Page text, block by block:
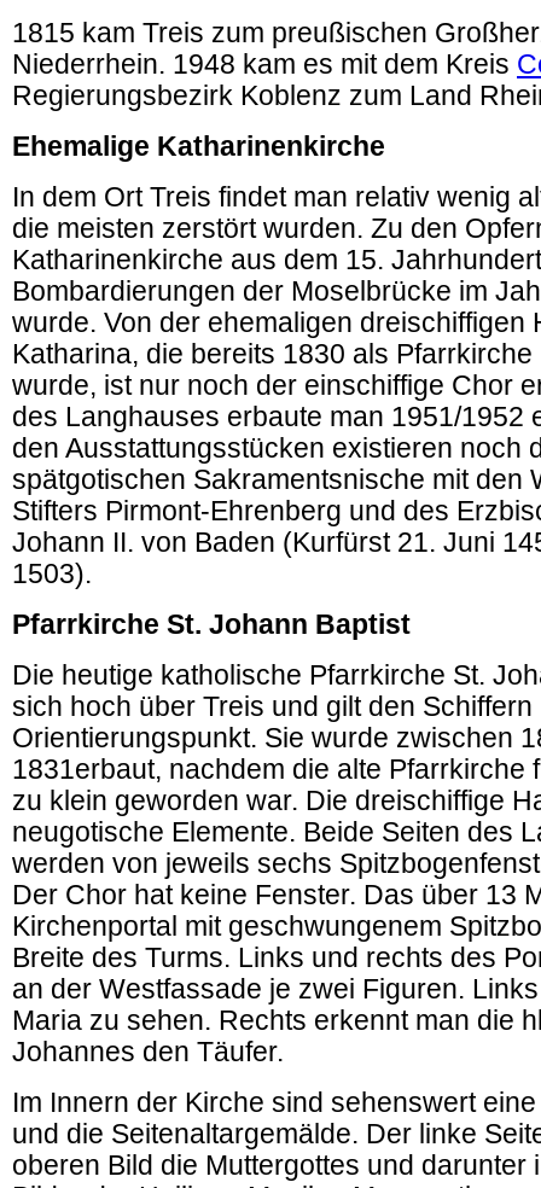
1815 kam Treis zum preußischen
Niederrhein. 1948 kam es mit dem Kreis
Regierungsbezirk Koblenz zum Land
Ehemalige Katharinenkirche
In dem Ort Treis findet man relativ wenig
die meisten zerstört wurden. Zu den
Katharinenkirche aus dem 15.
Bombardierungen der Moselbrücke im
wurde. Von der ehemaligen dreischiffigen
Katharina, die bereits 1830 als
wurde, ist nur noch der einschiffige Chor
des Langhauses erbaute man 1951/1952
den Ausstattungsstücken existieren noch
spätgotischen Sakramentsnische mit den
Stifters Pirmont-Ehrenberg und des
Johann II. von Baden (Kurfürst 21. Juni
1503).
Pfarrkirche St. Johann Baptist
Die heutige katholische Pfarrkirche St.
sich hoch über Treis und gilt den Schiffern
Orientierungspunkt. Sie wurde zwischen
1831erbaut, nachdem die alte Pfarrkirche
zu klein geworden war. Die dreischiffige
neugotische Elemente. Beide Seiten des
werden von jeweils sechs
Der Chor hat keine Fenster. Das über 13
Kirchenportal mit geschwungenem
Breite des Turms. Links und rechts des
an der Westfassade je zwei Figuren.
Maria zu sehen. Rechts erkennt man die
Johannes den Täufer.
Im Innern der Kirche sind sehenswert
und die Seitenaltargemälde. Der linke
oberen Bild die Muttergottes und darunter